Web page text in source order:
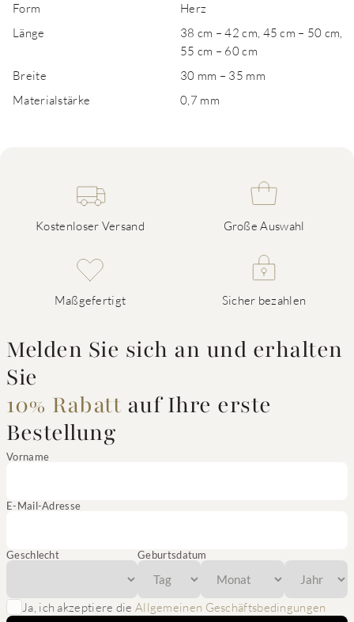
Form
Herz
Länge
38 cm – 42 cm, 45 cm – 50 cm,
55 cm – 60 cm
Breite
30 mm – 35 mm
Materialstärke
0,7 mm
Kostenloser Versand Große Auswahl
Maßgefertigt Sicher bezahlen
Melden Sie sich an und erhalten
Sie
10% Rabatt auf Ihre erste
Bestellung
Vorname
E-Mail-Adresse
Geschlecht Geburtsdatum
Ja, ich akzeptiere die Allgemeinen Geschäftsbedingungen